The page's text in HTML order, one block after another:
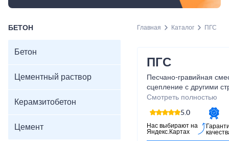
БЕТОН
Бетон
Цементный раствор
Керамзитобетон
Цемент
Главная Каталог ПГС
ПГС
Песчано-гравийная
сцепление с другими
позволяет создавать
конструкции.
уверены в его
возможность сделать
помощью нашего ПГС!
Смотреть полностью
5.0
Нас выбирают на
Яндекс.Картах